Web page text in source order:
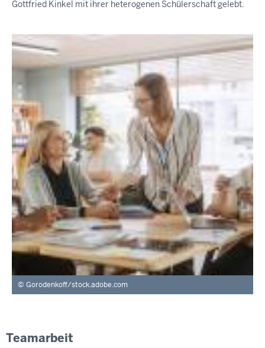
Gottfried Kinkel mit ihrer heterogenen Schülerschaft gelebt.
Gorodenkoff/stock.adobe.com
Teamarbeit